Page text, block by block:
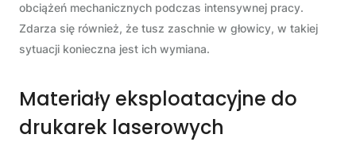
obciążeń mechanicznych podczas intensywnej pracy.
Zdarza się również, że tusz zaschnie w głowicy, w takiej
sytuacji konieczna jest ich wymiana.
Materiały eksploatacyjne do
drukarek laserowych